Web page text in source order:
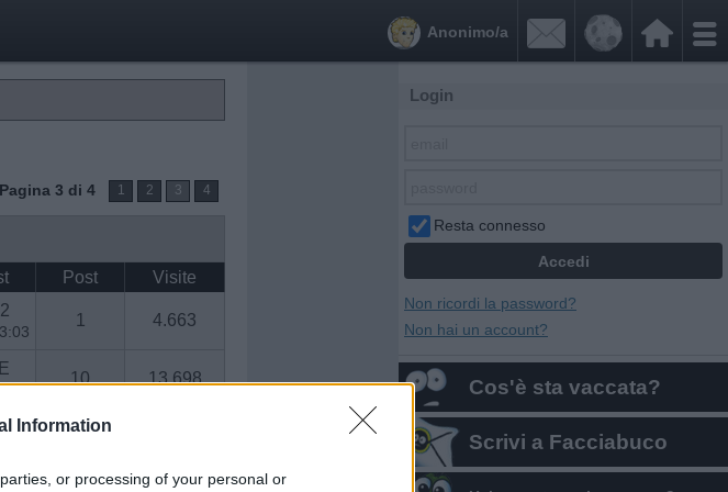
Information
or processing of your personal or


Anonimo/a
Pagina 3 di 4 4
3
2
1
Post
Visite
1 4.663
10 13.698
Login
Resta connesso
Non ricordi la password?
Non hai un account?
Cos'è sta vaccata?
Scrivi a Facciabuco